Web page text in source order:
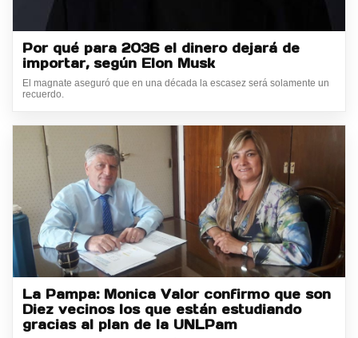
Por qué para 2036 el dinero dejará de
importar, según Elon Musk
El magnate aseguró que en una década la escasez será solamente un
recuerdo.
La Pampa: Monica Valor confirmo que son
Diez vecinos los que están estudiando
gracias al plan de la UNLPam